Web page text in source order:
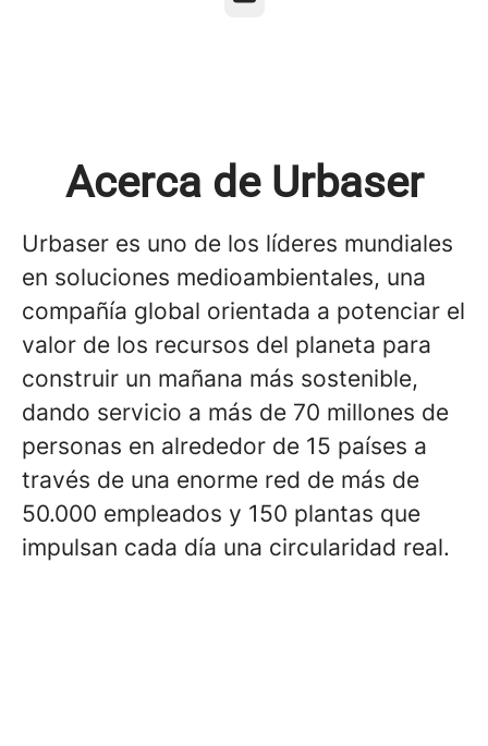
Acerca de Urbaser
Urbaser es uno de los líderes mundiales
en soluciones medioambientales, una
compañía global orientada a potenciar el
valor de los recursos del planeta para
construir un mañana más sostenible,
dando servicio a más de 70 millones de
personas en alrededor de 15 países a
través de una enorme red de más de
50.000 empleados y 150 plantas que
impulsan cada día una circularidad real.